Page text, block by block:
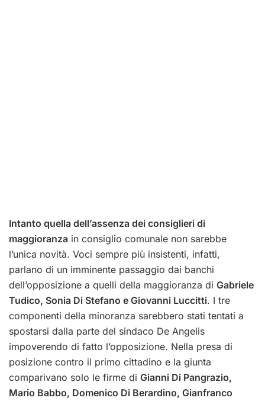
Intanto quella dell’assenza dei consiglieri di
maggioranza in consiglio comunale non sarebbe
l’unica novità. Voci sempre più insistenti, infatti,
parlano di un imminente passaggio dai banchi
dell’opposizione a quelli della maggioranza di Gabriele
Tudico, Sonia Di Stefano e Giovanni Luccitti. I tre
componenti della minoranza sarebbero stati tentati a
spostarsi dalla parte del sindaco De Angelis
impoverendo di fatto l’opposizione. Nella presa di
posizione contro il primo cittadino e la giunta
comparivano solo le firme di Gianni Di Pangrazio,
Mario Babbo, Domenico Di Berardino, Gianfranco